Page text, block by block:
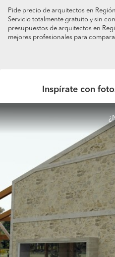
Pide precio de arquitectos en
Servicio totalmente gratuito y sin
presupuestos de arquitectos en
mejores profesionales para
Inspírate con